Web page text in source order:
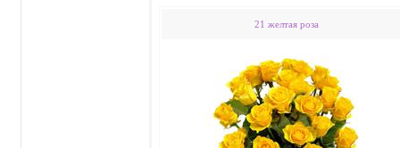
21 желтая роза